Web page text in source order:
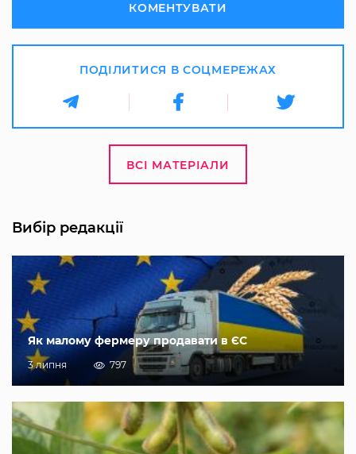
КОМЕНТУВАТИ
ПОДІЛИТИСЯ В СОЦМЕРЕЖАХ
ВСІ МАТЕРІАЛИ
Вибір редакції
Як малому фермеру продавати в ЄС
3 липня 797